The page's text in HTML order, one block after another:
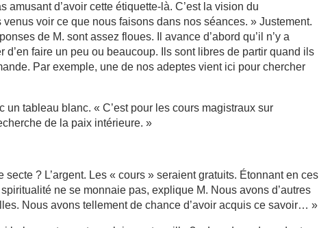
amusant d’avoir cette étiquette-là. C’est la vision du
voir ce que nous faisons dans nos séances. » Justement.
de M. sont assez floues. Il avance d’abord qu’il n’y a
faire un peu ou beaucoup. Ils sont libres de partir quand ils
Par exemple, une de nos adeptes vient ici pour chercher
tableau blanc. « C’est pour les cours magistraux sur
de la paix intérieure. »
? L’argent. Les « cours » seraient gratuits. Étonnant en ces
ne se monnaie pas, explique M. Nous avons d’autres
Nous avons tellement de chance d’avoir acquis ce savoir… »